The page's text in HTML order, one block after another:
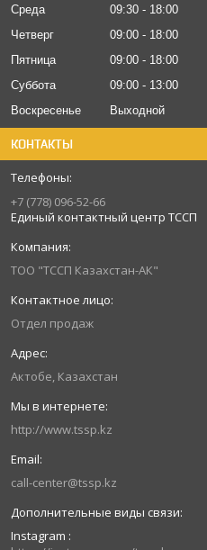
Среда
09:30
18:00
Четверг
09:00
18:00
Пятница
09:00
18:00
Суббота
09:00
13:00
Воскресенье
Выходной
КОНТАКТЫ
+7 (778) 096-52-66
Единый контактный центр ТССП
ТОО "ТССП Казахстан-АК"
Отдел продаж
Актобе, Казахстан
http://www.tssp.kz
call-center@tssp.kz
Instagram